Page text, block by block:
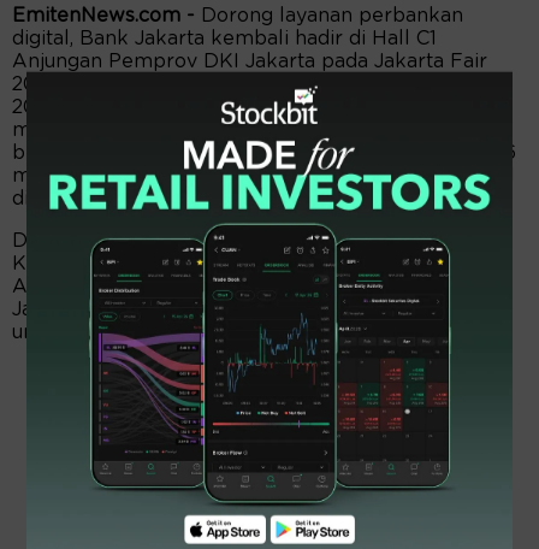
EmitenNews.com -
Dorong layanan perbankan
digital, Bank Jakarta kembali hadir di Hall C1
Anjungan Pemprov DKI Jakarta pada Jakarta Fair
2026 yang berlangsung dari 11 Juni sampai 12 Juli
2026 di JI Expo Kemayoran. Masyarakat dapat
menggunakan aplikasi JakOne Mobile untuk
bertransaksi di berbagai merchant Jakarta Fair 2026
maupun tenant UMKM yang tersedia di berbagai hall
di area Jakarta Fair.
Dalam pembukaan Jakarta Fair 2026 di Jakarta,
Kamis (11/6/2026), Direktur Utama Bank Jakarta,
Agus H. Widodo menyampaikan kehadiran Bank
Jakarta di Jakarta Fair merupakan bentuk upaya
untuk senantiasa relevan di tengah masyarakat.